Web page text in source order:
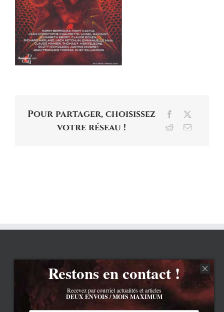
Pour partager, choisissez
votre réseau !
Facebook
RedditEmail
Restons en contact !
Recevez par courriel actualités et articles
DEUX ENVOIS / MOIS MAXIMUM